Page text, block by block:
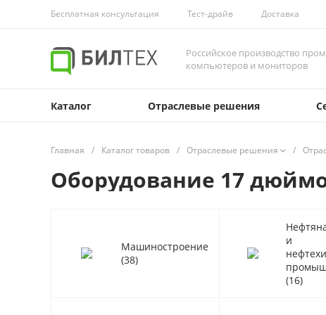
Бесплатная консультация Тест-драйв Доставка
Российское производство
компьютеров и мониторов
Каталог Отраслевые решения
Главная / Каталог товаров / Отраслевые решения /
Оборудование 17
Машиностроение
(38)
и
(16)